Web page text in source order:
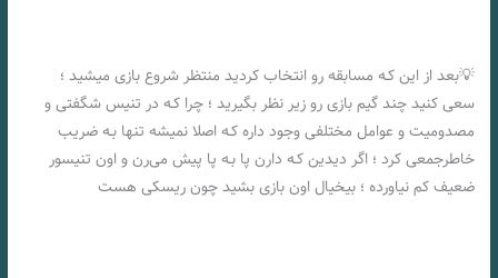
💡بعد از این کـه مسابقه رو انتخاب کردید منتظر شروع بازی میشید ؛
سعی کنید چند گیم بازی رو زیر نظر بگیرید ؛ چرا کـه در تنیس شگفتی و
مصدومیت و عوامل مختلفی وجود داره کـه اصلا نمیشه تنها بـه ضریب
خاطرجمعی کرد ؛ اگر دیدین کـه دارن پا بـه پا پیش می‌رن و اون تنیسور
ضعیف کم نیاورده ؛ بیخیال اون بازی بشید چون ریسکی هست